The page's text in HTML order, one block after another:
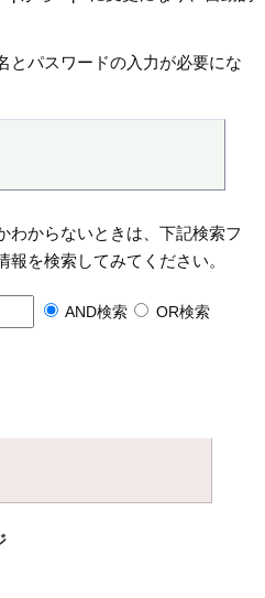
とパスワードの入力が必要にな
わからないときは、下記検索フ
報を検索してみてください。
AND検索 OR検索